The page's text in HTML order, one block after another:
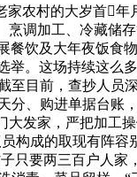
农村的大岁首年
调加工、冷藏储
餐饮及大年夜饭食
举。这场持续这么
目前，查抄人员
分、购进单据台账
发家，严把加工
构成的取现有阵容
只要两三百户人家